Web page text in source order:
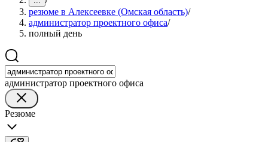
резюме в Алексеевке (Омская область)/
администратор проектного офиса/
полный день
администратор проектного офиса
Резюме